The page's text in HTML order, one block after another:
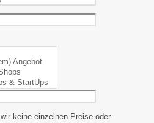
keine einzelnen Preise oder